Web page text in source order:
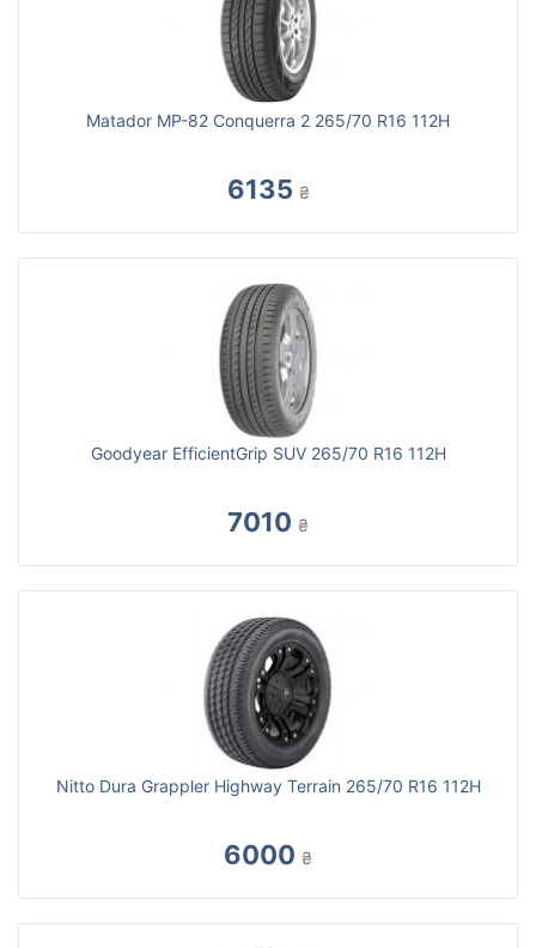
Matador MP-82 Conquerra 2 265/70 R16 112H
6135 ₴
Goodyear EfficientGrip SUV 265/70 R16 112H
7010 ₴
Nitto Dura Grappler Highway Terrain 265/70 R16 112H
6000 ₴